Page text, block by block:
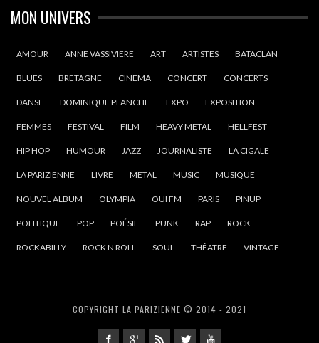
MON UNIVERS
AMOUR ANNE VASSIVIERE ART ARTISTES BATACLAN
BLUES BRETAGNE CINEMA CONCERT CONCERTS
DANSE DOMINIQUE PLANCHE EXPO EXPOSITION
FEMMES FESTIVAL FILM HEAVY METAL HELLFEST
HIP HOP HUMOUR JAZZ JOURNALISTE LA CIGALE
LA PARIZIENNE LIVRE METAL MUSIC MUSIQUE
NOUVEL ALBUM OLYMPIA OUI FM PARIS PINUP
POLITIQUE POP POÉSIE PUNK RAP ROCK
ROCKABILLY ROCK N ROLL SOUL THÉATRE VINTAGE
COPYRIGHT LA PARIZIENNE © 2014 - 2021